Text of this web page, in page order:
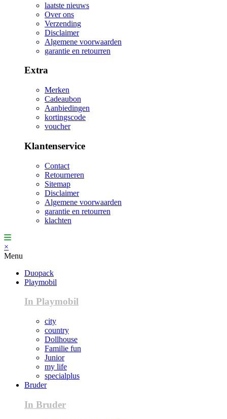
laatste nieuws
Over ons
Verzending
Disclaimer
Algemene voorwaarden
garantie en retourren
Extra
Merken
Cadeaubon
Aanbiedingen
kortingscode
voucher
Klantenservice
Contact
Retourneren
Sitemap
Disclaimer
Algemene voorwaarden
garantie en retourren
klachten
×
Menu
Duopack
Playmobil
In Playmobil
city
country
Dollhouse
Familie fun
Junior
my life
specialplus
Bruder
In Bruder